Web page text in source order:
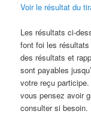
Voir le résultat du
Les résultats ci-
font foi les
des résultats et
sont payables
votre reçu
vous pensez avoir
consulter si besoin.